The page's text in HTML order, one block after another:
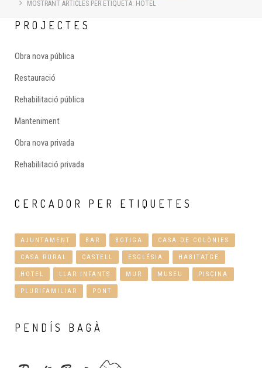
MOSTRANT ARTICLES PER ETIQUETA: HOTEL
PROJECTES
Obra nova pública
Restauració
Rehabilitació pública
Manteniment
Obra nova privada
Rehabilitació privada
CERCADOR PER ETIQUETES
AJUNTAMENT BAR BOTIGA CASA DE COLÒNIES
CASA RURAL CASTELL ESGLÉSIA HABITATGE
HOTEL LLAR INFANTS MUR MUSEU PISCINA
PLURIFAMILIAR PONT
PENDÍS BAGÀ